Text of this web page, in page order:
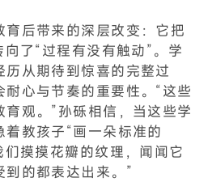
后带来的深层改变：它把
了“过程有没有触动”。学
从期待到惊喜的完整过
心与节奏的重要性。“这些
观。”孙砾相信，当这些学
教孩子“画一朵标准的
摸摸花瓣的纹理，闻闻它
的都表达出来。”